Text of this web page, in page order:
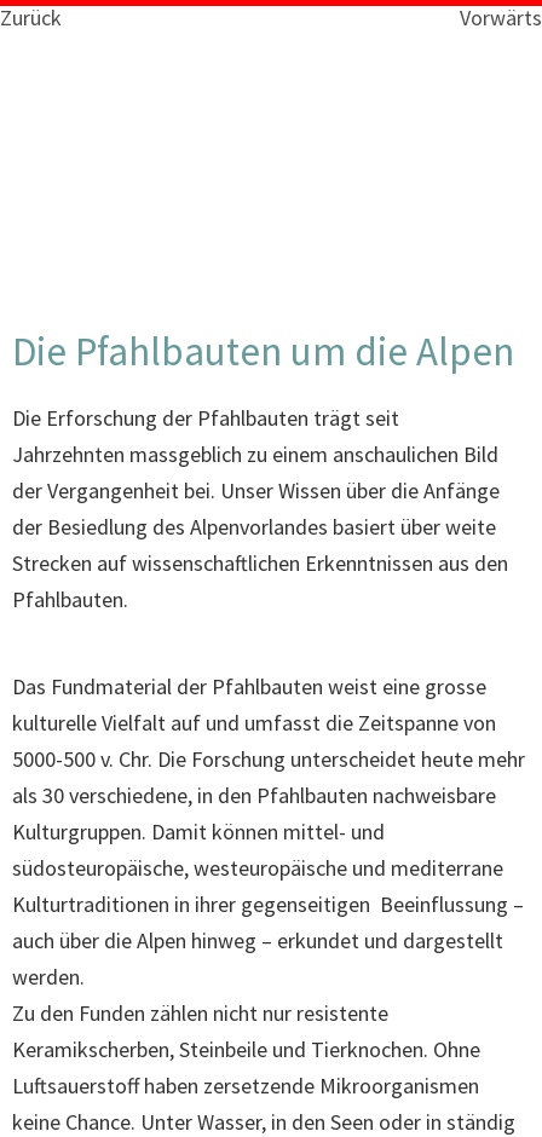
Zurück Vorwärts
Die Pfahlbauten um die Alpen
Die Erforschung der Pfahlbauten trägt seit
Jahrzehnten massgeblich zu einem anschaulichen Bild
der Vergangenheit bei. Unser Wissen über die Anfänge
der Besiedlung des Alpenvorlandes basiert über weite
Strecken auf wissenschaftlichen Erkenntnissen aus den
Pfahlbauten.
Das Fundmaterial der Pfahlbauten weist eine grosse
kulturelle Vielfalt auf und umfasst die Zeitspanne von
5000-500 v. Chr. Die Forschung unterscheidet heute mehr
als 30 verschiedene, in den Pfahlbauten nachweisbare
Kulturgruppen. Damit können mittel- und
südosteuropäische, westeuropäische und mediterrane
Kulturtraditionen in ihrer gegenseitigen Beeinflussung –
auch über die Alpen hinweg – erkundet und dargestellt
werden.
Zu den Funden zählen nicht nur resistente
Keramikscherben, Steinbeile und Tierknochen. Ohne
Luftsauerstoff haben zersetzende Mikroorganismen
keine Chance. Unter Wasser, in den Seen oder in ständig